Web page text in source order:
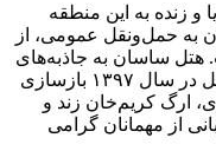
و زنده به این منطقه
به حمل‌ونقل عمومی، از
زیتون در کمتر از ۱۰ دقیقه با خودرو قابل دسترسی است. هتل ساسان به جاذبه‌های
تاریخی و فرهنگی مانند بازار وکیل، مسجد نصیرالملک، نارنجستان قوام، حرم شاهچراغ و بافت تاریخی شهر بسیار نزدیک بوده و بازدید از آن‌ها با کمی پیاده‌روی امکان‌پذیر است. این هتل در سال ۱۳۹۷ بازسازی
ارگ کریم‌خان زند و
از مهمانان گرامی